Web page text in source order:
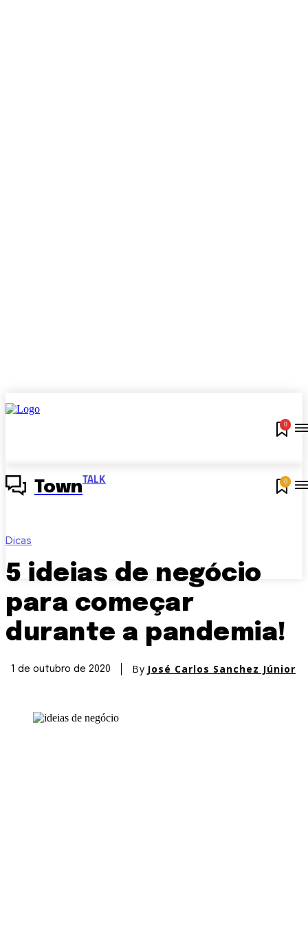
0
Town TALK 0
Dicas
5 ideias de negócio
para começar
durante a pandemia!
1 de outubro de 2020 By José Carlos Sanchez Júnior